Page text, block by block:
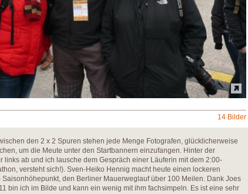
14 Bilder
den 2 x 2 Spuren stehen jede Menge Fotografen, glücklicherweise
um die Meute unter den Startbannern einzufangen. Hinter der
links ab und ich lausche dem Gespräch einer Läuferin mit dem 2:00-
versteht sich!). Sven-Heiko Hennig macht heute einen lockeren
den Berliner Mauerweglauf über 100 Meilen. Dank Joes
bin ich im Bilde und kann ein wenig mit ihm fachsimpeln. Es ist eine sehr